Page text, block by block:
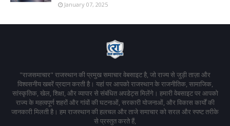
January 07, 2025
"राजसमाचार" राजस्थान की प्रमुख समाचार वेबसाइट है, जो राज्य से जुड़ी ताज़ा और
विश्वसनीय खबरें प्रदान करती है। यहां पर आपको राजस्थान के राजनीतिक, सामाजिक,
सांस्कृतिक, खेल, शिक्षा, और व्यापार से संबंधित अपडेट्स मिलेंगे। हमारी वेबसाइट पर आपको
राज्य के महत्वपूर्ण शहरों और गांवों की घटनाओं, सरकारी योजनाओं, और विकास कार्यों की
जानकारी मिलती है। हम राजस्थान की हलचल और ताजे समाचार को सरल और स्पष्ट तरीके
से प्रस्तुत करते हैं,